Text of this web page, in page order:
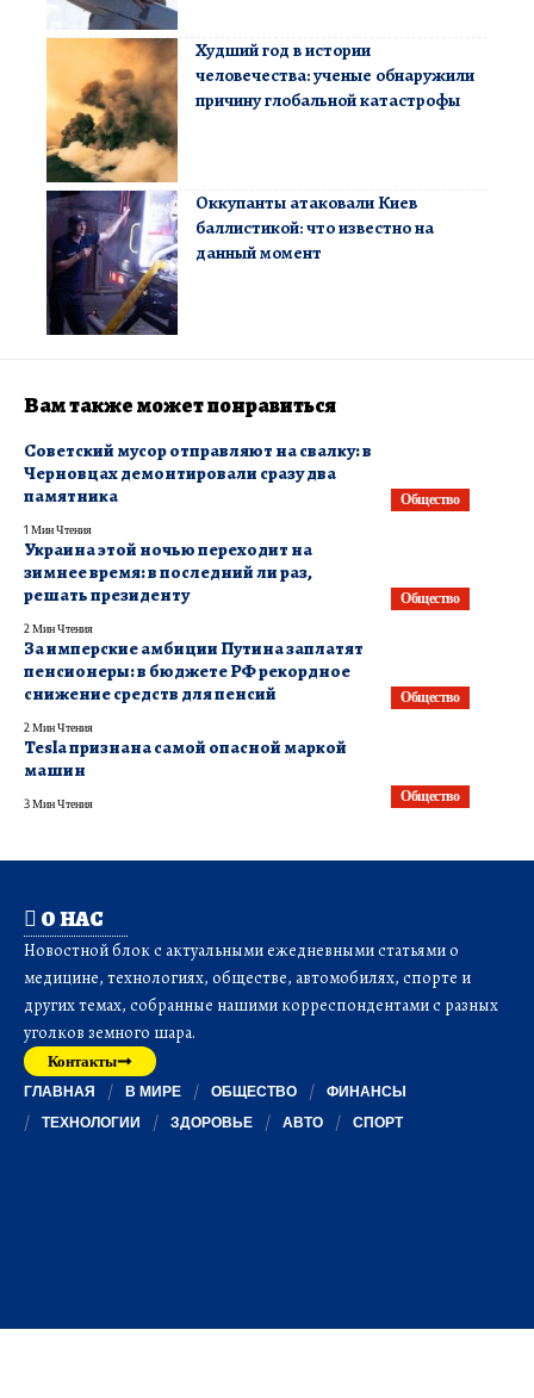
Худший год в истории
человечества: ученые обнаружили
причину глобальной катастрофы
Оккупанты атаковали Киев
баллистикой: что известно на
данный момент
Вам также может понравиться
Общество
Советский мусор отправляют на свалку: в
Черновцах демонтировали сразу два
памятника
1 Мин Чтения
Общество
Украина этой ночью переходит на
зимнее время: в последний ли раз,
решать президенту
2 Мин Чтения
Общество
​За имперские амбиции Путина заплатят
пенсионеры: в бюджете РФ рекордное
снижение средств для пенсий
2 Мин Чтения
Общество
Tesla признана самой опасной маркой
машин
3 Мин Чтения
О НАС
Новостной блок с актуальными ежедневными статьями о
медицине, технологиях, обществе, автомобилях, спорте и
других темах, собранные нашими корреспондентами с разных
уголков земного шара.
Контакты
ГЛАВНАЯ В МИРЕ ОБЩЕСТВО
ФИНАНСЫ
ТЕХНОЛОГИИ
ЗДОРОВЬЕ АВТО СПОРТ